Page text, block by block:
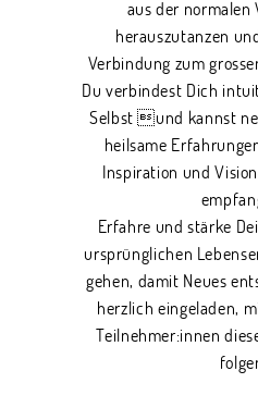
aus der normalen
herauszutanzen
Verbindung zum
Du verbindest Dich
Selbst und kannst
heilsame
Inspiration und
Erfahre und stärke
ursprünglichen
gehen, damit Neues
herzlich eingeladen,
Teilnehmer:innen